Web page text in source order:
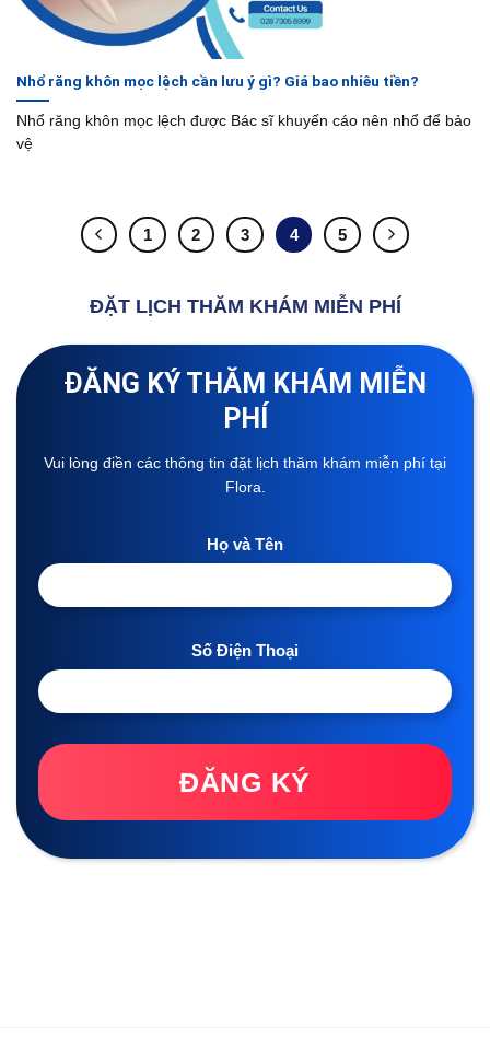
ĐẶT LỊCH THĂM KHÁM MIỄN PHÍ
ĐĂNG KÝ THĂM KHÁM MIỄN
PHÍ
Vui lòng điền các thông tin đặt lịch thăm khám miễn phí tại
Flora.
Họ và Tên
Số Điện Thoại
ĐĂNG KÝ
Nhổ răng khôn mọc lệch cần lưu ý gì? Giá bao nhiêu tiền?
Nhổ răng khôn mọc lệch được Bác sĩ khuyến cáo nên nhổ để bảo
vệ
1 2 3 4 5